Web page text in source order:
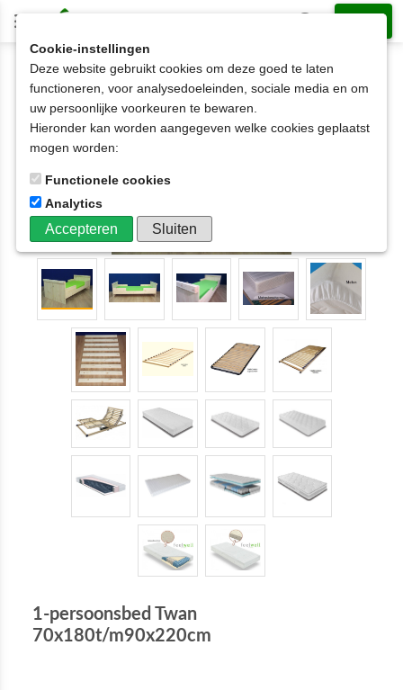
1-persoonsbed op matrasmaat
90x220cm
1-persoonsbed Twan 70x180t/m90x220cm
1-persoonsbed Twan
70x180t/m90x220cm
Cookie-instellingen
Deze website gebruikt cookies om deze goed te laten
functioneren, voor analysedoeleinden, sociale media en om
uw persoonlijke voorkeuren te bewaren.
Hieronder kan worden aangegeven welke cookies geplaatst
mogen worden:
Functionele cookies
Analytics
Accepteren Sluiten